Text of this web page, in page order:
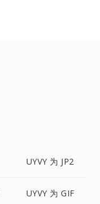
UYVY 为 JP2
UYVY 为 GIF